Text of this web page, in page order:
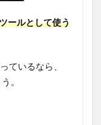
ールとして使う
ているなら、
。